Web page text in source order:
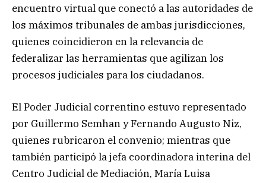
encuentro virtual que conectó a las autoridades de
los máximos tribunales de ambas jurisdicciones,
quienes coincidieron en la relevancia de
federalizar las herramientas que agilizan los
procesos judiciales para los ciudadanos.
El Poder Judicial correntino estuvo representado
por Guillermo Semhan y Fernando Augusto Niz,
quienes rubricaron el convenio; mientras que
también participó la jefa coordinadora interina del
Centro Judicial de Mediación, María Luisa